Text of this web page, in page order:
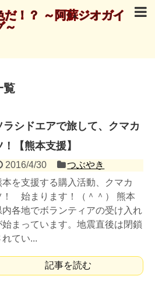
だ！？ ～阿蘇ジオガイ
～
覧
ラシドエアで旅して、クマカ
！【熊本支援】
2016/4/30
つぶやき
本を支援する購入活動、クマカ
！ 始まります！（＾＾） 熊本
内各地でボランティアの受け入れ
始まっています。地震直後は閉鎖
れてい...
記事を読む